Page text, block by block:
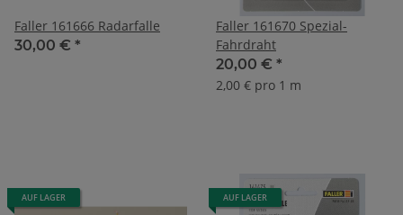
Faller 161666 Radarfalle
30,00 € *
Faller 161670 Spezial-
Fahrdraht
20,00 € *
2,00 € pro 1 m
AUF LAGER AUF LAGER